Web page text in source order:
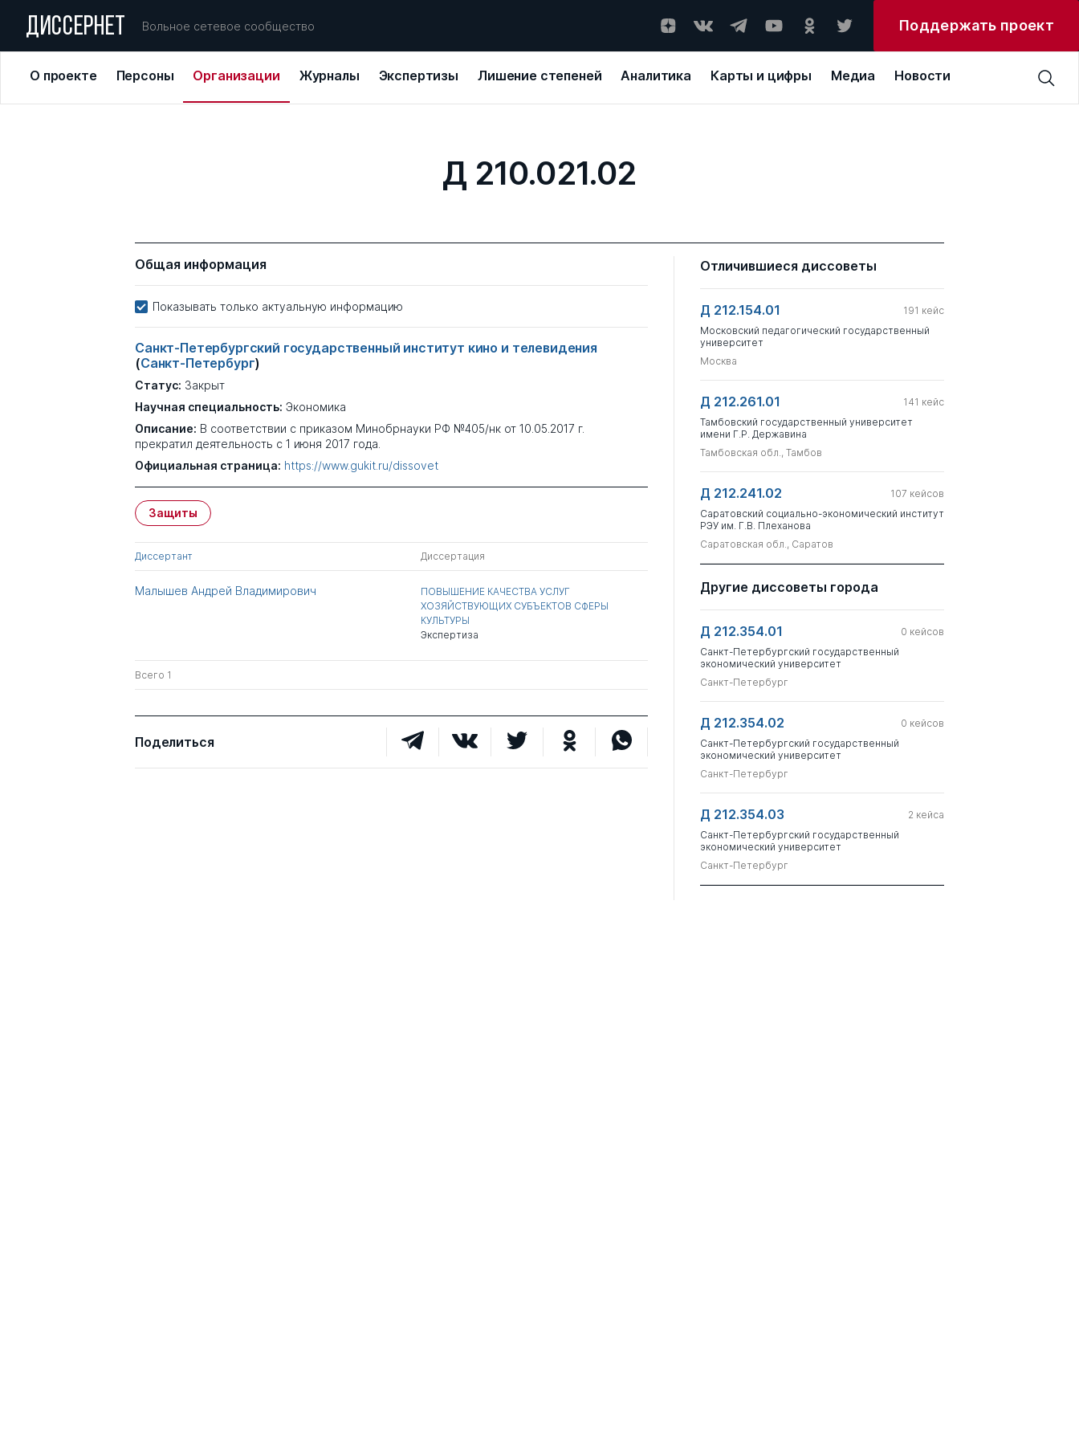
ДИССЕРНЕТ Вольное сетевое сообщество Поддержать проект
О проекте Персоны Организации Журналы Экспертизы Лишение степеней Аналитика Карты и цифры Медиа Новости
Д 210.021.02
Общая информация
Показывать только актуальную информацию
Санкт-Петербургский государственный институт кино и телевидения
(Санкт-Петербург)
Статус: Закрыт
Научная специальность: Экономика
Описание: В соответствии с приказом Минобрнауки РФ №405/нк от 10.05.2017 г.
прекратил деятельность с 1 июня 2017 года.
Официальная страница: https://www.gukit.ru/dissovet
Защиты
Диссертант Диссертация
Малышев Андрей Владимирович
ПОВЫШЕНИЕ КАЧЕСТВА УСЛУГ
ХОЗЯЙСТВУЮЩИХ СУБЪЕКТОВ СФЕРЫ
КУЛЬТУРЫ
Экспертиза
Всего 1
Поделиться
Отличившиеся диссоветы
Д 212.154.01 191 кейс
Московский педагогический государственный
университет
Москва
Д 212.261.01 141 кейс
Тамбовский государственный университет
имени Г.Р. Державина
Тамбовская обл., Тамбов
Д 212.241.02 107 кейсов
Саратовский социально-экономический институт
РЭУ им. Г.В. Плеханова
Саратовская обл., Саратов
Другие диссоветы города
Д 212.354.01 0 кейсов
Санкт-Петербургский государственный
экономический университет
Санкт-Петербург
Д 212.354.02 0 кейсов
Санкт-Петербургский государственный
экономический университет
Санкт-Петербург
Д 212.354.03 2 кейса
Санкт-Петербургский государственный
экономический университет
Санкт-Петербург